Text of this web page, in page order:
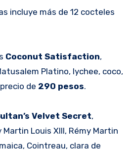
incluye más de 12 cocteles
Coconut Satisfaction,
Platino, lychee, coco,
de 290 pesos.
Velvet Secret,
Louis XIII, Rémy Martin
Cointreau, clara de